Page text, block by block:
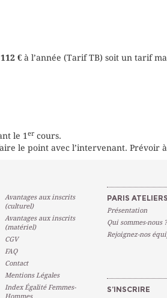
€ à l’année (Tarif TB) soit un tarif
le 1 er cours.
le point avec l’intervenant. Prévoir
Avantages aux inscrits
(culturel)
Avantages aux inscrits
(matériel)
CGV
FAQ
Contact
Mentions Légales
Index Égalité Femmes-
PARIS ATELIERS
Présentation
Qui sommes-nous ?
Rejoignez-nos
S’INSCRIRE